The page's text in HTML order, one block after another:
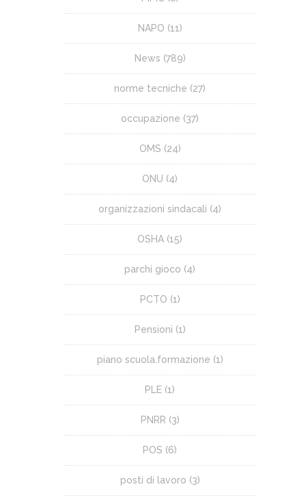
NAPO (11)
News (789)
norme tecniche (27)
occupazione (37)
OMS (24)
ONU (4)
organizzazioni sindacali (4)
OSHA (15)
parchi gioco (4)
PCTO (1)
Pensioni (1)
piano scuola.formazione (1)
PLE (1)
PNRR (3)
POS (6)
posti di lavoro (3)